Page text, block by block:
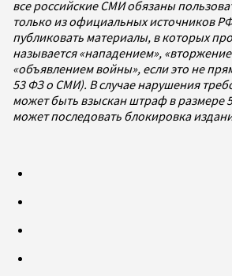
все российские СМИ обязаны
только из официальных источников
публиковать материалы, в которых
называется «нападением»,
«объявлением войны», если это не
53 ФЗ о СМИ). В случае нарушения
может быть взыскан штраф в размере
может последовать блокировка